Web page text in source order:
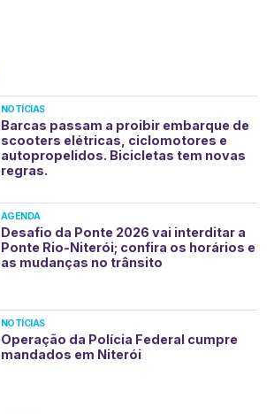
NOTÍCIAS
Barcas passam a proibir embarque de
scooters elétricas, ciclomotores e
autopropelidos. Bicicletas tem novas
regras.
AGENDA
Desafio da Ponte 2026 vai interditar a
Ponte Rio-Niterói; confira os horários e
as mudanças no trânsito
NOTÍCIAS
Operação da Polícia Federal cumpre
mandados em Niterói